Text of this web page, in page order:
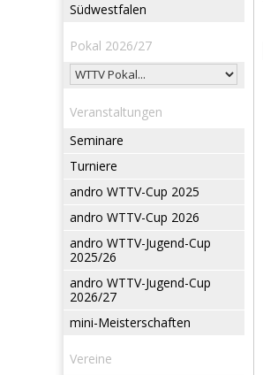
Südwestfalen
Pokal 2026/27
Veranstaltungen
Seminare
Turniere
andro WTTV-Cup 2025
andro WTTV-Cup 2026
andro WTTV-Jugend-Cup
2025/26
andro WTTV-Jugend-Cup
2026/27
mini-Meisterschaften
Vereine